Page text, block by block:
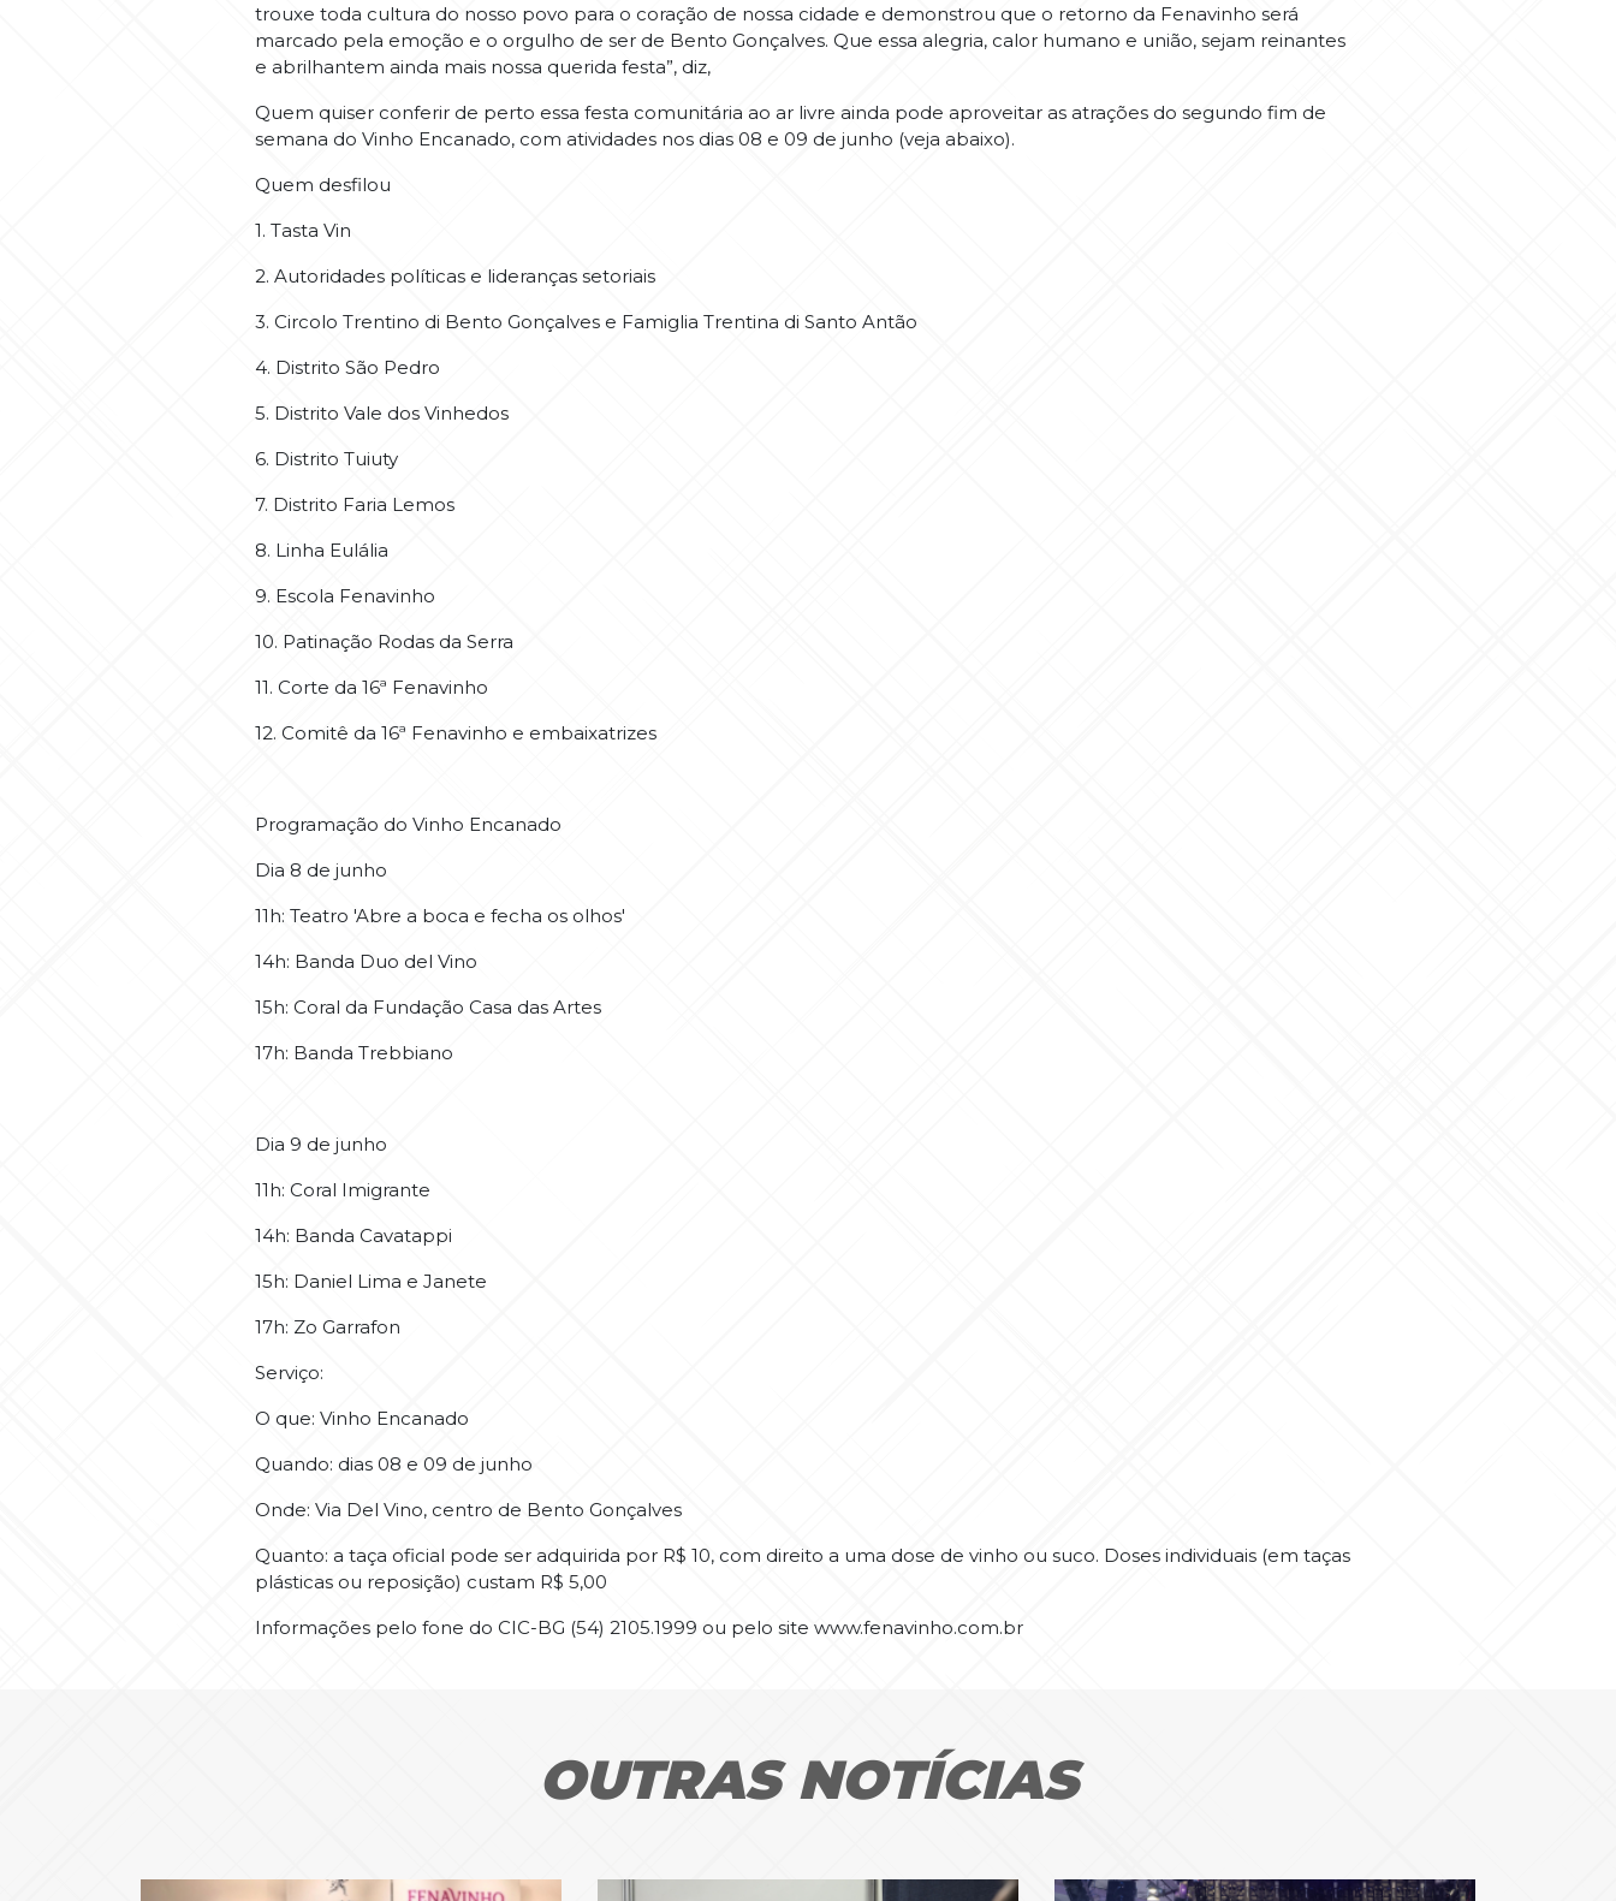
trouxe toda cultura do nosso povo para o coração de nossa cidade e demonstrou que o retorno da Fenavinho será
marcado pela emoção e o orgulho de ser de Bento Gonçalves. Que essa alegria, calor humano e união, sejam reinantes
e abrilhantem ainda mais nossa querida festa”, diz,
Quem quiser conferir de perto essa festa comunitária ao ar livre ainda pode aproveitar as atrações do segundo fim de
semana do Vinho Encanado, com atividades nos dias 08 e 09 de junho (veja abaixo).
Quem desfilou
1. Tasta Vin
2. Autoridades políticas e lideranças setoriais
3. Circolo Trentino di Bento Gonçalves e Famiglia Trentina di Santo Antão
4. Distrito São Pedro
5. Distrito Vale dos Vinhedos
6. Distrito Tuiuty
7. Distrito Faria Lemos
8. Linha Eulália
9. Escola Fenavinho
10. Patinação Rodas da Serra
11. Corte da 16ª Fenavinho
12. Comitê da 16ª Fenavinho e embaixatrizes
Programação do Vinho Encanado
Dia 8 de junho
11h: Teatro 'Abre a boca e fecha os olhos'
14h: Banda Duo del Vino
15h: Coral da Fundação Casa das Artes
17h: Banda Trebbiano
Dia 9 de junho
11h: Coral Imigrante
14h: Banda Cavatappi
15h: Daniel Lima e Janete
17h: Zo Garrafon
Serviço:
O que: Vinho Encanado
Quando: dias 08 e 09 de junho
Onde: Via Del Vino, centro de Bento Gonçalves
Quanto: a taça oficial pode ser adquirida por R$ 10, com direito a uma dose de vinho ou suco. Doses individuais (em taças
plásticas ou reposição) custam R$ 5,00
Informações pelo fone do CIC-BG (54) 2105.1999 ou pelo site www.fenavinho.com.br
OUTRAS NOTÍCIAS